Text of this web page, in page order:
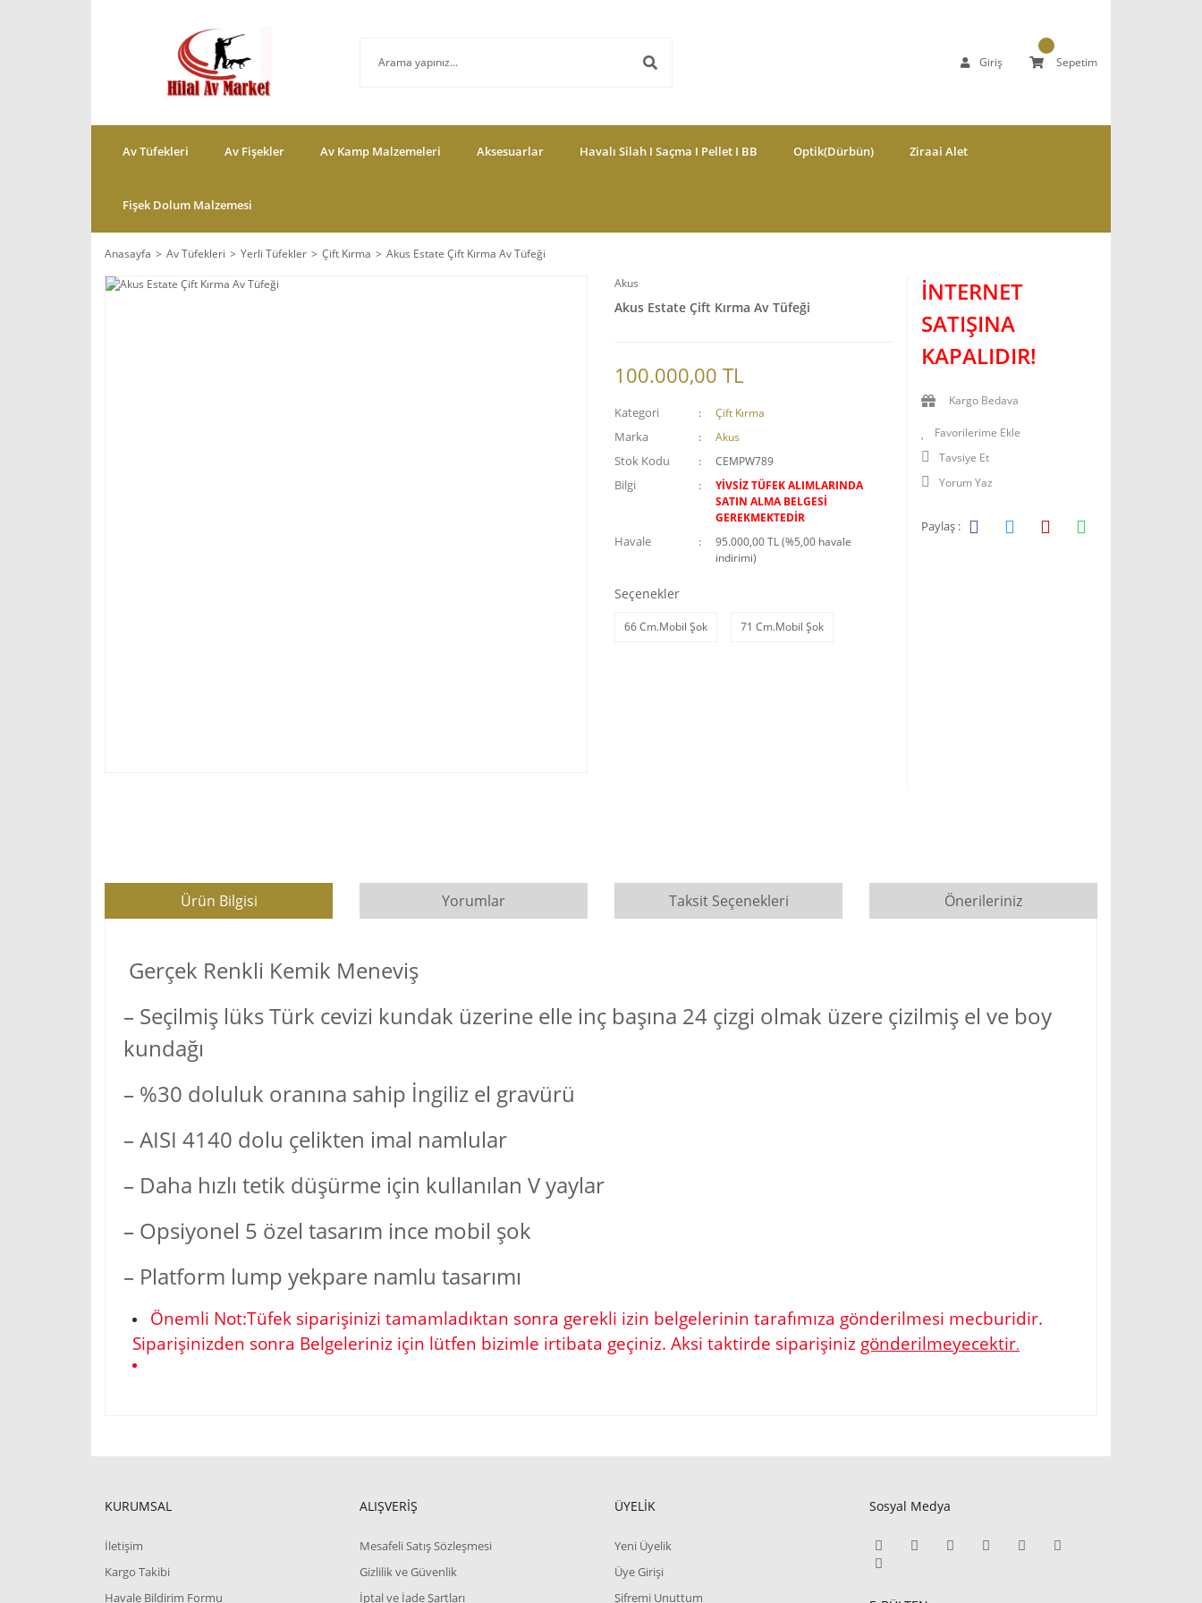
Giriş Sepetim
Av Tüfekleri Av Fişekler Av Kamp Malzemeleri Aksesuarlar Havalı Silah I Saçma I Pellet I BB Optik(Dürbün) Ziraai Alet
Fişek Dolum Malzemesi
Anasayfa Av Tüfekleri Yerli Tüfekler Çift Kırma
Akus Estate Çift Kırma Av Tüfeği
Akus
Akus Estate Çift Kırma Av Tüfeği
100.000,00 TL
Kategori Çift Kırma
Marka Akus
Stok Kodu CEMPW789
Bilgi
YİVSİZ TÜFEK ALIMLARINDA
SATIN ALMA BELGESİ
GEREKMEKTEDİR
Havale
95.000,00 TL (%5,00 havale
indirimi)
Seçenekler
66 Cm.Mobil Şok 71 Cm.Mobil Şok
İNTERNET
SATIŞINA
KAPALIDIR!
Kargo Bedava
Tavsiye Et
Yorum Yaz
Paylaş :
Ürün Bilgisi Yorumlar Taksit Seçenekleri Önerileriniz
Gerçek Renkli Kemik Meneviş
– Seçilmiş lüks Türk cevizi kundak üzerine elle inç başına 24 çizgi olmak üzere çizilmiş el ve boy
kundağı
– %30 doluluk oranına sahip İngiliz el gravürü
– AISI 4140 dolu çelikten imal namlular
– Daha hızlı tetik düşürme için kullanılan V yaylar
– Opsiyonel 5 özel tasarım ince mobil şok
– Platform lump yekpare namlu tasarımı
Önemli Not:Tüfek siparişinizi tamamladıktan sonra gerekli izin belgelerinin tarafımıza gönderilmesi mecburidir.
Siparişinizden sonra Belgeleriniz için lütfen bizimle irtibata geçiniz. Aksi taktirde siparişiniz gönderilmeyecektir.
Ürün resmi kalitesiz, bozuk veya görüntülenemiyor.
Ürün fiyatı diğer sitelerden daha pahalı.
KURUMSAL
İletişim
Kargo Takibi
Havale Bildirim Formu
ALIŞVERİŞ
Mesafeli Satış Sözleşmesi
Gizlilik ve Güvenlik
İptal ve İade Şartları
ÜYELİK
Yeni Üyelik
Üye Girişi
Şifremi Unuttum
Sosyal Medya